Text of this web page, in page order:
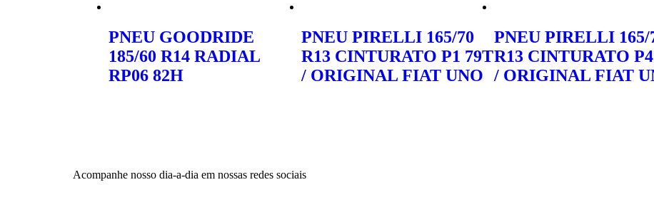
PNEU GOODRIDE
185/60 R14 RADIAL
RP06 82H
PNEU PIRELLI 165/70
R13 CINTURATO P1 79T
/ ORIGINAL FIAT UNO
PNEU PIRELLI 165/
R13 CINTURATO
/ ORIGINAL FIAT
Acompanhe nosso dia-a-dia em nossas redes sociais